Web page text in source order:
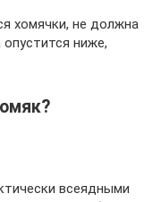
хомячки, не должна
ниже,
всеядными